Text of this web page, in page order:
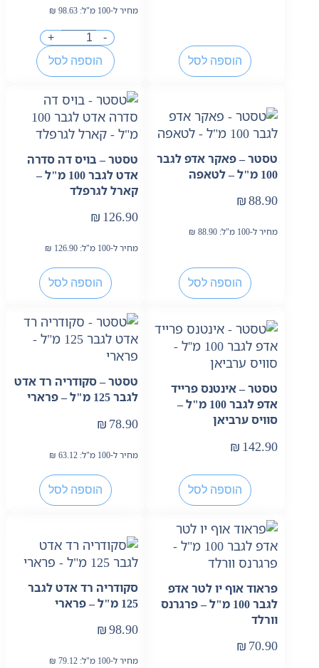
הוספה לסל
מחיר ל-100 מ"ל: ₪ 98.63
-
+
הוספה לסל
טסטר – פאקר אדפ לגבר
100 מ"ל – לטאפה
₪88.90
מחיר ל-100 מ"ל: ₪ 88.90
הוספה לסל
טסטר – בויס דה סדרה
אדט לגבר 100 מ"ל –
קארל לגרפלד
₪ 126.90
מחיר ל-100 מ"ל: ₪ 126.90
הוספה לסל
טסטר – אינטנס פרייד
אדפ לגבר 100 מ"ל –
סוויס ערביאן
₪ 142.90
הוספה לסל
טסטר – סקודריה רד אדט
לגבר 125 מ"ל – פרארי
₪ 78.90
מחיר ל-100 מ"ל: ₪ 63.12
הוספה לסל
פראוד אוף יו לטר אדפ
לגבר 100 מ"ל – פרגרנס
וורלד
₪ 70.90
סקודריה רד אדט לגבר
125 מ"ל – פרארי
₪98.90
מחיר ל-100 מ"ל: ₪ 79.12